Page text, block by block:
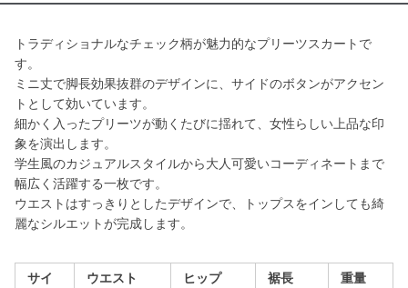
トラディショナルなチェック柄が魅力的なプリーツスカートで
す。
ミニ丈で脚長効果抜群のデザインに、サイドのボタンがアクセン
トとして効いています。
細かく入ったプリーツが動くたびに揺れて、女性らしい上品な印
象を演出します。
学生風のカジュアルスタイルから大人可愛いコーディネートまで
幅広く活躍する一枚です。
ウエストはすっきりとしたデザインで、トップスをインしても綺
麗なシルエットが完成します。
サイ
ウエスト
ヒップ
裾長
重量